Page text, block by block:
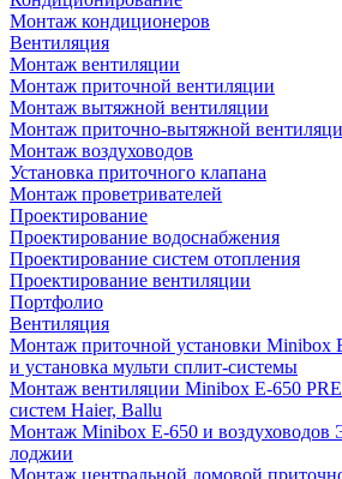
Монтаж кондиционеров
Вентиляция
Монтаж вентиляции
Монтаж приточной вентиляции
Монтаж вытяжной вентиляции
Монтаж приточно-вытяжной
Монтаж воздуховодов
Установка приточного клапана
Монтаж проветривателей
Проектирование
Проектирование водоснабжения
Проектирование систем отопления
Проектирование вентиляции
Портфолио
Вентиляция
Монтаж приточной установки Minibox
и установка мульти сплит-системы
Монтаж вентиляции Minibox E-650
систем Haier, Ballu
Монтаж Minibox E-650 и воздуховодов
лоджии
Монтаж центральной домовой